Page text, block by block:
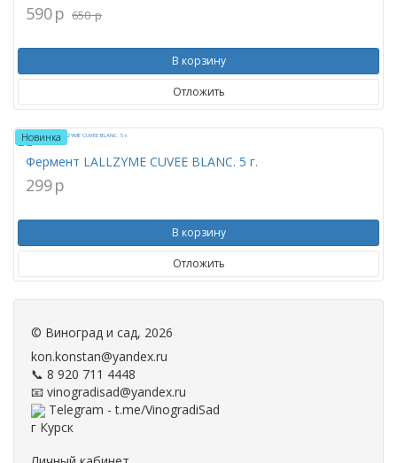
590p 650 p
В корзину
Отложить
Новинка
Фермент LALLZYME CUVEE BLANC. 5 г.
299p
В корзину
Отложить
© Виноград и сад, 2026
kon.konstan@yandex.ru
📞 8 920 711 4448
📧 vinogradisad@yandex.ru
Telegram - t.me/VinogradiSad
г Курск